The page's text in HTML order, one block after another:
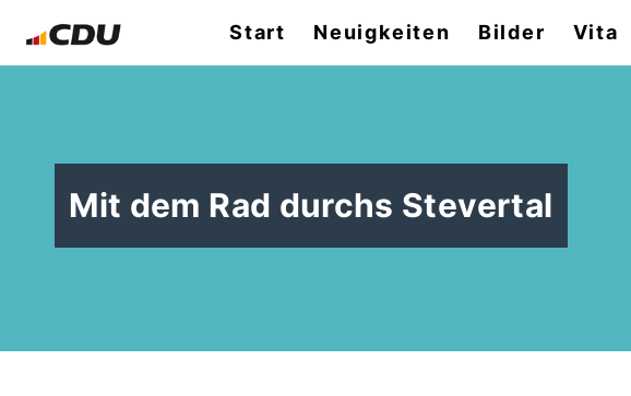
Start Neuigkeiten Bilder Vita
Mit dem Rad durchs Stevertal